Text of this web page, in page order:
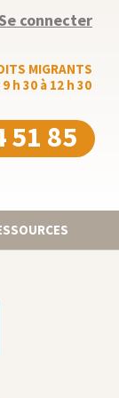
connecter
MIGRANTS
h 30 à 12 h 30
51 85